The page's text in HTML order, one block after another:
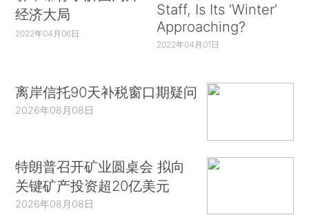
经济大局
2022年04月06日
Staff, Is Its ‘Winter’
Approaching?
2022年04月01日
离岸信托90天补税窗口期疑问
2026年08月08日
特朗普召开矿业圆桌会 拟向
关键矿产投资超20亿美元
2026年08月08日